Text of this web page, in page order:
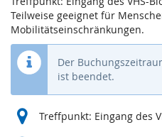
Teilweise geeignet für
Mobilitätseinschränkungen.
Der
ist beendet.
Treffpunkt: Eingang des